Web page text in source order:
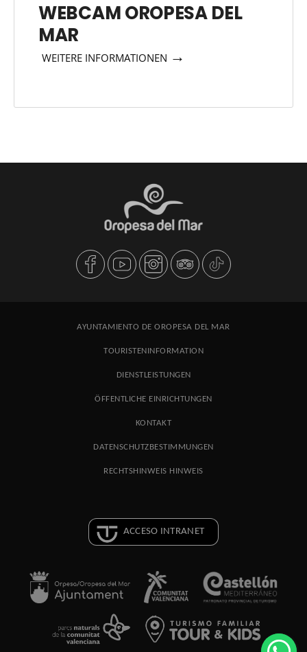
WEBCAM OROPESA DEL
MAR
WEITERE INFORMATIONEN →
AYUNTAMIENTO DE OROPESA DEL MAR
TOURISTENINFORMATION
DIENSTLEISTUNGEN
ÖFFENTLICHE EINRICHTUNGEN
KONTAKT
DATENSCHUTZBESTIMMUNGEN
RECHTSHINWEIS HINWEIS
ACCESO INTRANET